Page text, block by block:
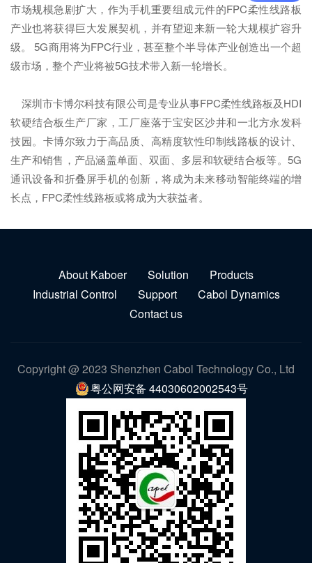
市场规模急剧扩大，作为手机重要组成元件的FPC柔性线路板
产业也将获得巨大发展契机，并有望迎来新一轮大规模扩容升
级。 5G商用将为FPC行业，甚至整个半导体产业创造出一个超
级市场，整个产业将被5G技术带入新一轮增长。
深圳市卡博尔科技有限公司是专业从事FPC柔性线路板及HDI
软硬结合板生产厂家，工厂座落于宝安区沙井和一北方永发科
技园。卡博尔致力于高品质、高精度软性印制线路板的设计、
生产和销售，产品涵盖单面、双面、多层和软硬结合板等。5G
通讯设备和折叠屏手机的创新，将成为未来移动智能终端的增
长点，FPC柔性线路板或将成为大获益者。
About Kaboer Solution
Products
Industrial Control
Support
Cabol Dynamics
Contact us
Copyright @ 2023 Shenzhen Cabol Technology Co., Ltd
粤公网安备 44030602002543号